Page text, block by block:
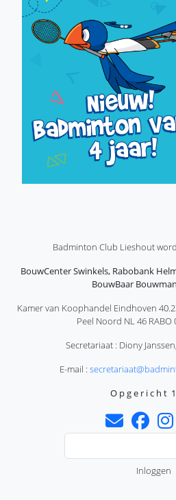
Badminton Club Lieshout
BouwCenter Swinkels, Rabobank
BouwBaar
Kamer van Koophandel Eindhoven
Peel Noord NL 46 RABO
Secretariaat : Diony
E-mail :
O p g e r i c h t
Zoeken
Inloggen